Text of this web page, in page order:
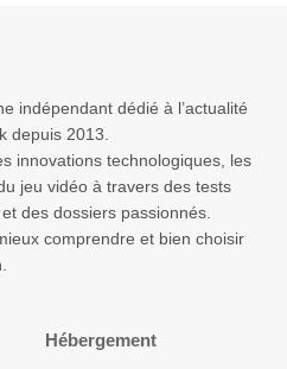
indépendant dédié à l’actualité
depuis 2013.
innovations technologiques, les
jeu vidéo à travers des tests
des dossiers passionnés.
comprendre et bien choisir
Hébergement